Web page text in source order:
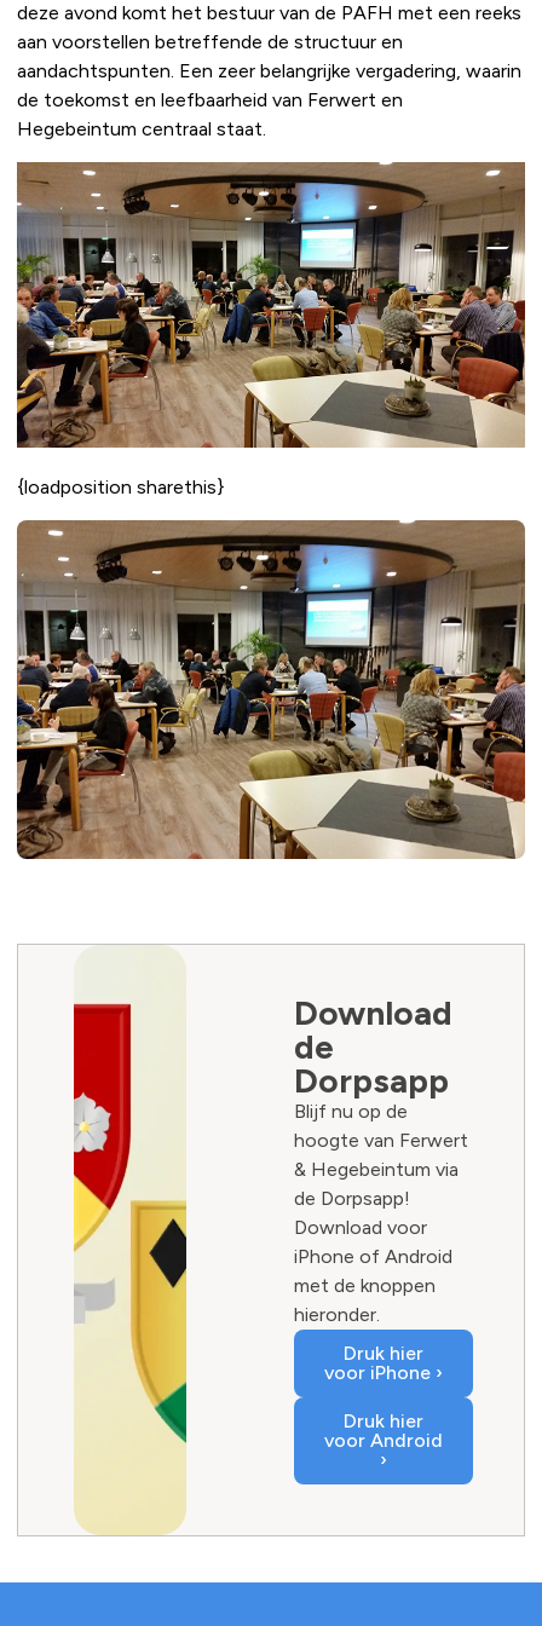
deze avond komt het bestuur van de PAFH met een reeks
aan voorstellen betreffende de structuur en
aandachtspunten. Een zeer belangrijke vergadering, waarin
de toekomst en leefbaarheid van Ferwert en
Hegebeintum centraal staat.
{loadposition sharethis}
Download
de
Dorpsapp
Blijf nu op de
hoogte van Ferwert
& Hegebeintum via
de Dorpsapp!
Download voor
iPhone of Android
met de knoppen
hieronder.
Druk hier
voor iPhone ›
Druk hier
voor Android
›